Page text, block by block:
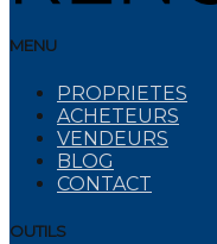
MENU
PROPRIETES
ACHETEURS
VENDEURS
BLOG
CONTACT
OUTILS